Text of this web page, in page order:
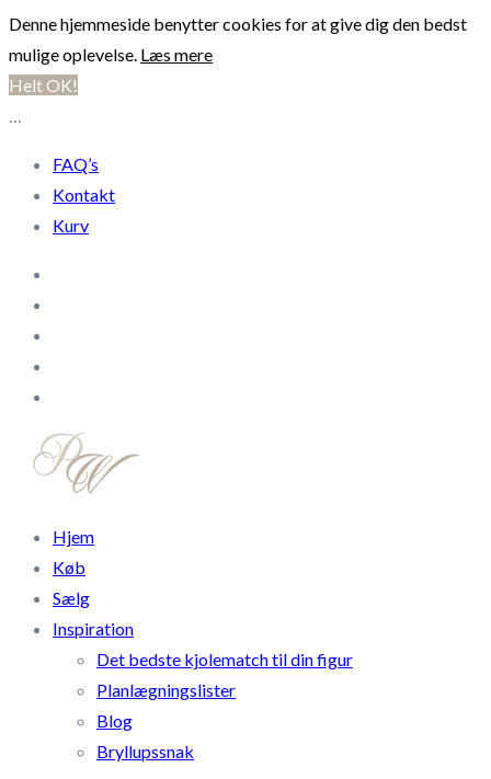
Denne hjemmeside benytter cookies for at give dig den bedst
mulige oplevelse. Læs mere
Helt OK!
…
FAQ’s
Kontakt
Kurv
Hjem
Køb
Sælg
Inspiration
Det bedste kjolematch til din figur
Planlægningslister
Blog
Bryllupssnak